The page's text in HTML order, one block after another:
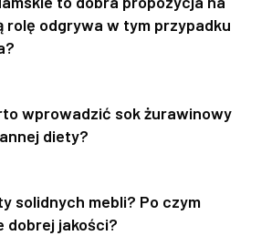
rolę odgrywa w tym przypadku
wprowadzić sok żurawinowy
diety?
solidnych mebli? Po czym
dobrej jakości?